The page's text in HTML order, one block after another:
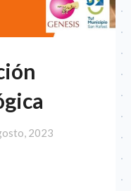
2023